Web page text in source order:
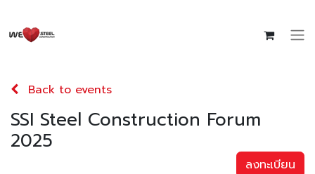
Back to events
SSI Steel Construction Forum
2025
ลงทะเบียน